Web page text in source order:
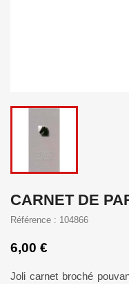
CARNET DE
Référence : 104866
6,00 €
Joli carnet broché